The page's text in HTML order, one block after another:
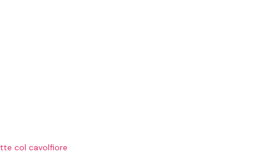
col cavolfiore